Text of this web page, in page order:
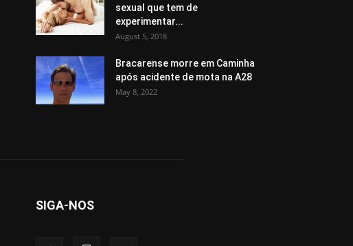
sexual que tem de
experimentar...
August 5, 2018
Bracarense morre em Caminha
após acidente de mota na A28
May 8, 2022
SIGA-NOS